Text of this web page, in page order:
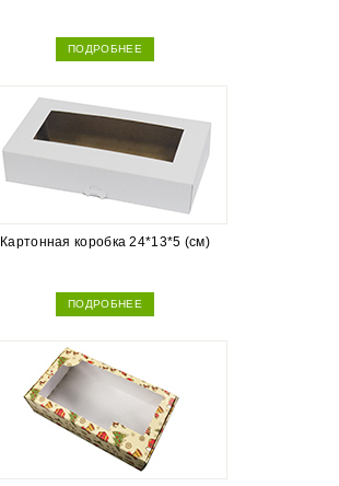
ПОДРОБНЕЕ
Картонная коробка 24*13*5 (см)
ПОДРОБНЕЕ